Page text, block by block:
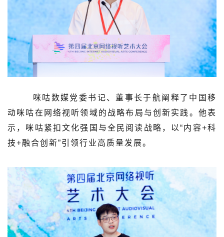
咪咕数媒党委书记、董事长于航阐释了中国移
动咪咕在网络视听领域的战略布局与创新实践。他表
示，咪咕紧扣文化强国与全民阅读战略，以“内容+科
技+融合创新”引领行业高质量发展。